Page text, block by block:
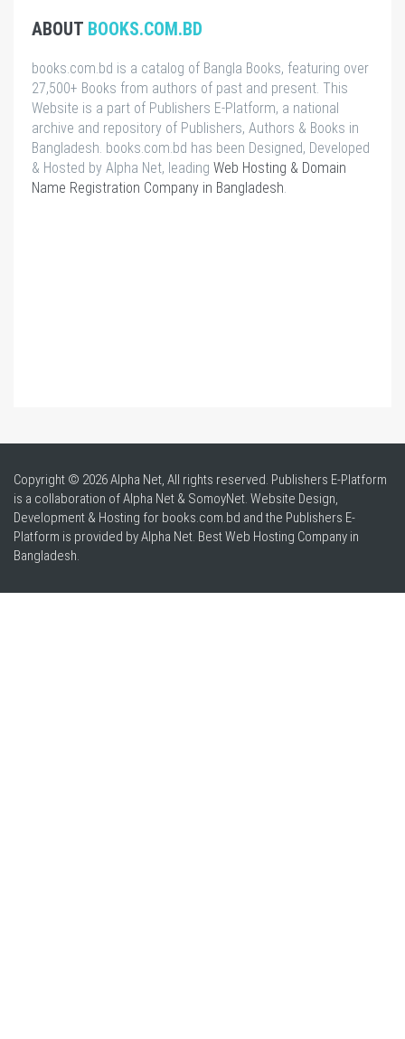
ABOUT BOOKS.COM.BD
books.com.bd is a catalog of Bangla Books, featuring over
27,500+ Books from authors of past and present. This
Website is a part of Publishers E-Platform, a national
archive and repository of Publishers, Authors & Books in
Bangladesh. books.com.bd has been Designed, Developed
& Hosted by Alpha Net, leading Web Hosting & Domain
Name Registration Company in Bangladesh.
Copyright © 2026 Alpha Net, All rights reserved. Publishers E-Platform
is a collaboration of Alpha Net & SomoyNet. Website Design,
Development & Hosting for books.com.bd and the Publishers E-
Platform is provided by Alpha Net. BestWeb Hosting Company in
Bangladesh.